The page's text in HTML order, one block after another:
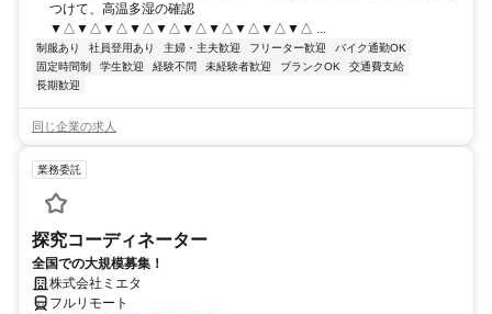
つけて、高温多湿の確認
▼△▼△▼△▼△▼△▼△▼△▼△▼△▼△ ...
制服あり 社員登用あり 主婦・主夫歓迎 フリーター歓迎
バイク通勤OK
固定時間制
学生歓迎 経験不問 未経験者歓迎 ブランクOK
交通費支給
長期歓迎
同じ企業の求人
業務委託
探究コーディネーター
全国での大規模募集！
株式会社ミエタ
フルリモート